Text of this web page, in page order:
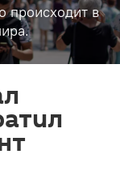
происходит в